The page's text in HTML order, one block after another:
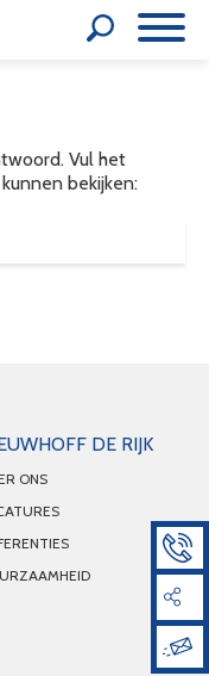
Vul het
bekijken:
DE RIJK
ONS